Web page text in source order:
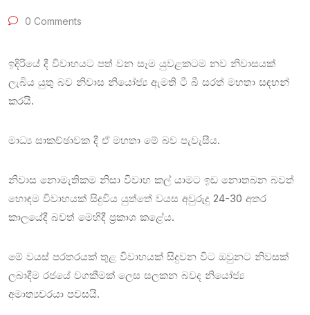
0 Comments
ඉදිරියේ දී විවාහයට පත් වන සෑම යුවළකටම නව නිවාසයක්
ලැබිය යුතු බව නිවාස නියෝජ්‍ය ඇමති ටී බී සරත් මහතා සඳහන්
කරයි.
මාධ්‍ය සාකච්ඡාවක දී ඒ මහතා මේ බව පැවැසීය.
නිවාස නොමැතිකම නිසා විවාහ කල් යාමට ඉඩ නොතබන බවත්
හොඳම විවාහයක් සිදුවිය යුත්තේ වයස අවුරුදු 24-30 අතර
කාලයේදී බවත් මෙහිදී ප්‍රකාශ කළේය.
මේ වයස් පරතරයක් තුළ විවාහයක් සිදුවන විට ඔවුනට නිවසක්
ලබාදීම රජයේ වගකීමක් ලෙස සලකන බවද නියෝජ්‍ය
අමාත්‍යවරයා පවසයි.